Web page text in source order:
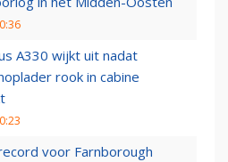
A330 wijkt uit nadat
rook in cabine
voor Farnborough